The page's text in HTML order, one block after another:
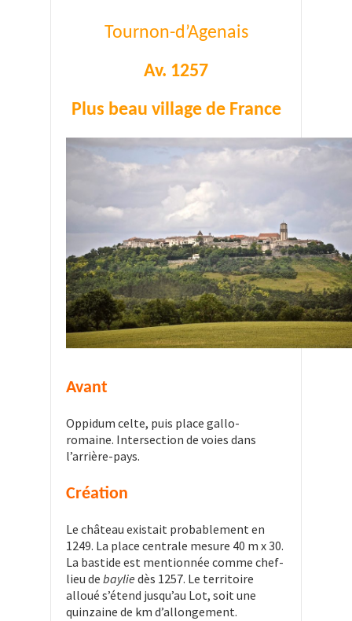
Tournon-d’Agenais
Av. 1257
Plus beau village de France
Avant
Oppidum celte, puis place gallo-
romaine. Intersection de voies dans
l’arrière-pays.
Création
Le château existait probablement en
1249. La place centrale mesure 40 m x 30.
La bastide est mentionnée comme chef-
lieu de baylie dès 1257. Le territoire
alloué s’étend jusqu’au Lot, soit une
quinzaine de km d’allongement.